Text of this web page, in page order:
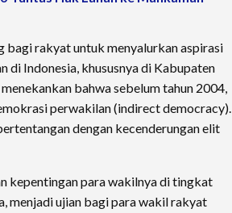
bagi rakyat untuk menyalurkan aspirasi
di Indonesia, khususnya di Kabupaten
bahwa sebelum tahun 2004,
perwakilan (indirect democracy).
dengan kecenderungan elit
kepentingan para wakilnya di tingkat
menjadi ujian bagi para wakil rakyat